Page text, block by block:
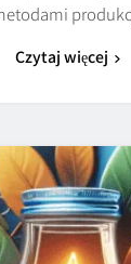
Czytaj więcej